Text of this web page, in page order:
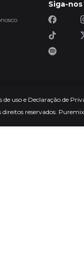
Siga-nos
de uso e Declaração de
direitos reservados.